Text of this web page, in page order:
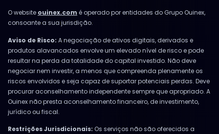
O website ouinex.com é operado por entidades do Grupo Ouinex,
consoante a sua jurisdição.
Aviso de Risco: A negociação de ativos digitais, derivados e
produtos alavancados envolve um elevado nível de risco e pode
resultar na perda da totalidade do capital investido. Não deve
negociar nem investir, a menos que compreenda plenamente os
riscos envolvidos e seja capaz de suportar potenciais perdas. Deve
procurar aconselhamento independente sempre que apropriado. A
Ouinex não presta aconselhamento financeiro, de investimento,
jurídico ou fiscal.
Restrições Jurisdicionais: Os serviços não são oferecidos a